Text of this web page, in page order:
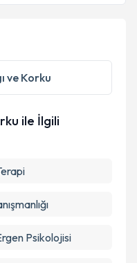
ve Korku
ile İlgili
Psikolojisi